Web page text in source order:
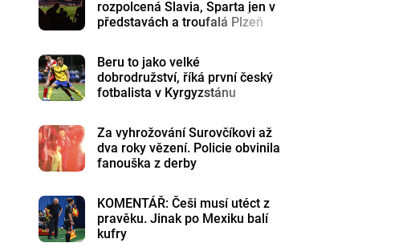
rozpolcená Slavia, Sparta jen v
představách a troufalá Plzeň
Beru to jako velké
dobrodružství, říká první český
fotbalista v Kyrgyzstánu
Za vyhrožování Surovčíkovi až
dva roky vězení. Policie obvinila
fanouška z derby
KOMENTÁŘ: Češi musí utéct z
pravěku. Jinak po Mexiku balí
kufry